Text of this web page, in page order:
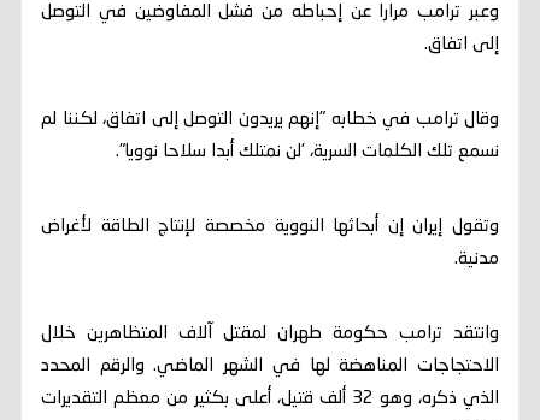
وعبر ترامب مرارا عن إحباطه من فشل المفاوضين في التوصل
إلى اتفاق.
وقال ترامب في خطابه "إنهم يريدون التوصل إلى اتفاق، لكننا لم
نسمع تلك الكلمات السرية، 'لن نمتلك أبدا سلاحا نوويا".
وتقول إيران إن أبحاثها النووية مخصصة لإنتاج الطاقة لأغراض
مدنية.
وانتقد ترامب ‌حكومة طهران لمقتل آلاف المتظاهرين خلال
الاحتجاجات المناهضة لها في ‌الشهر الماضي. والرقم المحدد
الذي ذكره، ⁠وهو 32 ألف قتيل، أعلى بكثير من معظم التقديرات